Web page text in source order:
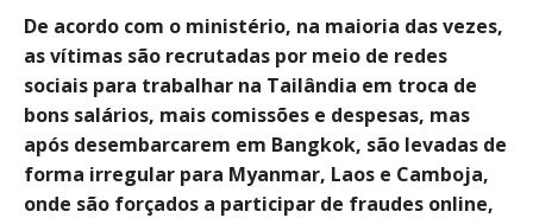
De acordo com o ministério, na maioria das vezes,
as vítimas são recrutadas por meio de redes
sociais para trabalhar na Tailândia em troca de
bons salários, mais comissões e despesas, mas
após desembarcarem em Bangkok, são levadas de
forma irregular para Myanmar, Laos e Camboja,
onde são forçados a participar de fraudes online,